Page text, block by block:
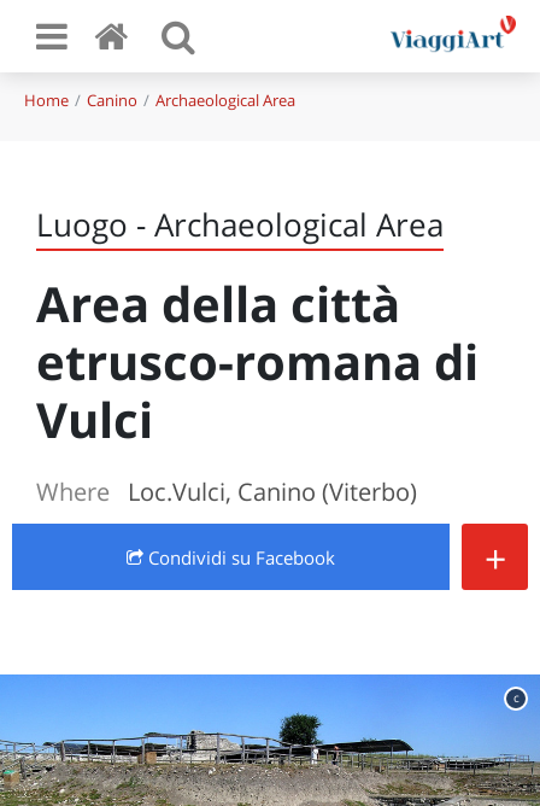
Home Canino Archaeological Area
Luogo - Archaeological Area
Area della città
etrusco-romana di
Vulci
Where Loc.Vulci, Canino (Viterbo)
Condividi su Facebook +
c